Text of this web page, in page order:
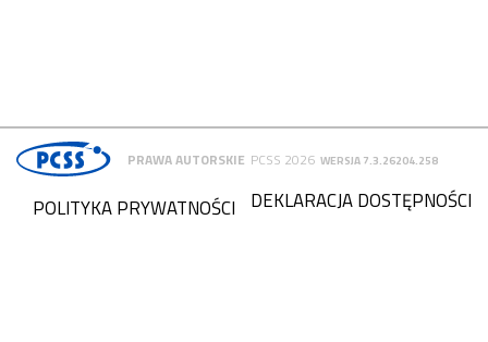
PRAWA AUTORSKIE PCSS 2026 WERSJA 7.3.26204.258
DEKLARACJA DOSTĘPNOŚCI
POLITYKA PRYWATNOŚCI